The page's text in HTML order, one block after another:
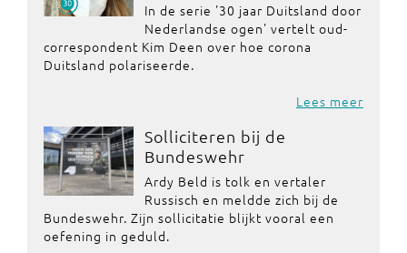
In de serie '30 jaar Duitsland door
Nederlandse ogen' vertelt oud-
correspondent Kim Deen over hoe corona
Duitsland polariseerde.
Lees meer
Solliciteren bij de
Bundeswehr
Ardy Beld is tolk en vertaler
Russisch en meldde zich bij de
Bundeswehr. Zijn sollicitatie blijkt vooral een
oefening in geduld.